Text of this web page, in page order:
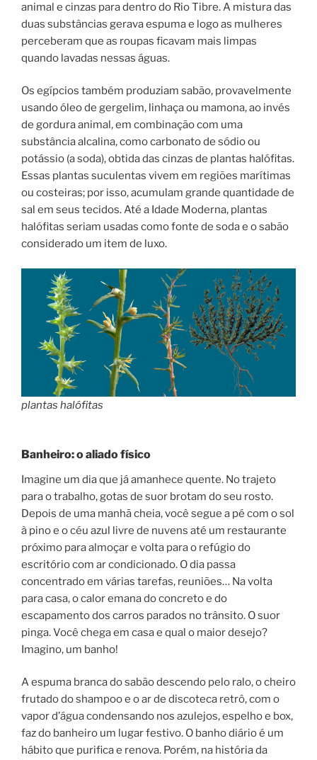
animal e cinzas para dentro do Rio Tibre. A mistura das
duas substâncias gerava espuma e logo as mulheres
perceberam que as roupas ficavam mais limpas
quando lavadas nessas águas.
Os egípcios também produziam sabão, provavelmente
usando óleo de gergelim, linhaça ou mamona, ao invés
de gordura animal, em combinação com uma
substância alcalina, como carbonato de sódio ou
potássio (a soda), obtida das cinzas de plantas halófitas.
Essas plantas suculentas vivem em regiões marítimas
ou costeiras; por isso, acumulam grande quantidade de
sal em seus tecidos. Até a Idade Moderna, plantas
halófitas seriam usadas como fonte de soda e o sabão
considerado um item de luxo.
plantas halófitas
Banheiro: o aliado físico
Imagine um dia que já amanhece quente. No trajeto
para o trabalho, gotas de suor brotam do seu rosto.
Depois de uma manhã cheia, você segue a pé com o sol
à pino e o céu azul livre de nuvens até um restaurante
próximo para almoçar e volta para o refúgio do
escritório com ar condicionado. O dia passa
concentrado em várias tarefas, reuniões… Na volta
para casa, o calor emana do concreto e do
escapamento dos carros parados no trânsito. O suor
pinga. Você chega em casa e qual o maior desejo?
Imagino, um banho!
A espuma branca do sabão descendo pelo ralo, o cheiro
frutado do shampoo e o ar de discoteca retrô, com o
vapor d’água condensando nos azulejos, espelho e box,
faz do banheiro um lugar festivo. O banho diário é um
hábito que purifica e renova. Porém, na história da